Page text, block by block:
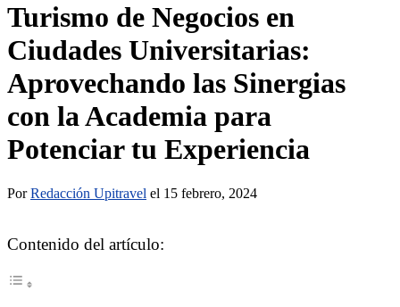
Turismo de Negocios en
Ciudades Universitarias:
Aprovechando las Sinergias
con la Academia para
Potenciar tu Experiencia
PorRedacción Upitravel el 15 febrero, 2024
Contenido del artículo: